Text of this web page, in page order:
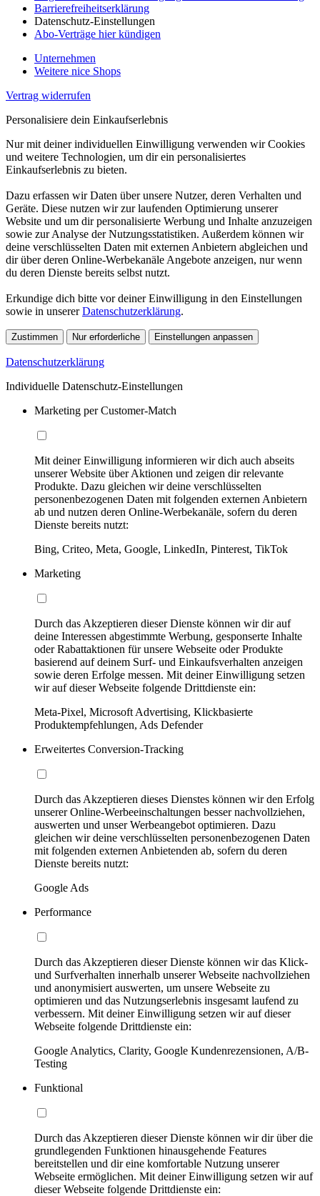
Barrierefreiheitserklärung
Datenschutz-Einstellungen
Abo-Verträge hier kündigen
Unternehmen
Weitere nice Shops
Vertrag widerrufen
Personalisiere dein Einkaufserlebnis
Nur mit deiner individuellen Einwilligung verwenden wir Cookies
und weitere Technologien, um dir ein personalisiertes
Einkaufserlebnis zu bieten.
Dazu erfassen wir Daten über unsere Nutzer, deren Verhalten und
Geräte. Diese nutzen wir zur laufenden Optimierung unserer
Website und um dir personalisierte Werbung und Inhalte anzuzeigen
sowie zur Analyse der Nutzungsstatistiken. Außerdem können wir
deine verschlüsselten Daten mit externen Anbietern abgleichen und
dir über deren Online-Werbekanäle Angebote anzeigen, nur wenn
du deren Dienste bereits selbst nutzt.
Erkundige dich bitte vor deiner Einwilligung in den Einstellungen
sowie in unsererDatenschutzerklärung.
Zustimmen Nur erforderliche Einstellungen anpassen
Datenschutzerklärung
Individuelle Datenschutz-Einstellungen
Marketing per Customer-Match
Mit deiner Einwilligung informieren wir dich auch abseits
unserer Website über Aktionen und zeigen dir relevante
Produkte. Dazu gleichen wir deine verschlüsselten
personenbezogenen Daten mit folgenden externen Anbietern
ab und nutzen deren Online-Werbekanäle, sofern du deren
Dienste bereits nutzt:
Bing, Criteo, Meta, Google, LinkedIn, Pinterest, TikTok
Marketing
Durch das Akzeptieren dieser Dienste können wir dir auf
deine Interessen abgestimmte Werbung, gesponserte Inhalte
oder Rabattaktionen für unsere Webseite oder Produkte
basierend auf deinem Surf- und Einkaufsverhalten anzeigen
sowie deren Erfolge messen. Mit deiner Einwilligung setzen
wir auf dieser Webseite folgende Drittdienste ein:
Meta-Pixel, Microsoft Advertising, Klickbasierte
Produktempfehlungen, Ads Defender
Erweitertes Conversion-Tracking
Durch das Akzeptieren dieses Dienstes können wir den Erfolg
unserer Online-Werbeeinschaltungen besser nachvollziehen,
auswerten und unser Werbeangebot optimieren. Dazu
gleichen wir deine verschlüsselten personenbezogenen Daten
mit folgenden externen Anbietenden ab, sofern du deren
Dienste bereits nutzt:
Google Ads
Performance
Durch das Akzeptieren dieser Dienste können wir das Klick-
und Surfverhalten innerhalb unserer Webseite nachvollziehen
und anonymisiert auswerten, um unsere Webseite zu
optimieren und das Nutzungserlebnis insgesamt laufend zu
verbessern. Mit deiner Einwilligung setzen wir auf dieser
Webseite folgende Drittdienste ein:
Google Analytics, Clarity, Google Kundenrezensionen, A/B-
Testing
Funktional
Durch das Akzeptieren dieser Dienste können wir dir über die
grundlegenden Funktionen hinausgehende Features
bereitstellen und dir eine komfortable Nutzung unserer
Webseite ermöglichen. Mit deiner Einwilligung setzen wir auf
dieser Webseite folgende Drittdienste ein: